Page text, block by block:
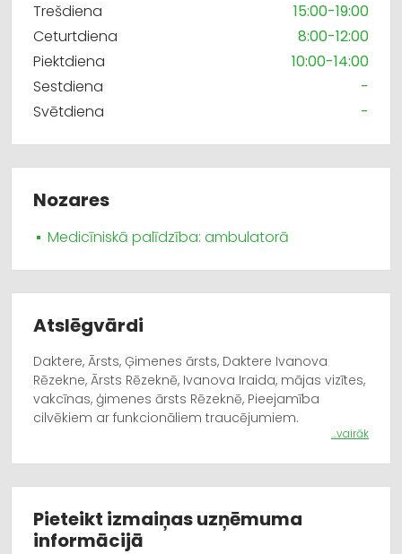
Trešdiena
15:00-19:00
Ceturtdiena
8:00-12:00
Piektdiena
10:00-14:00
Sestdiena
-
Svētdiena
-
Nozares
Medicīniskā palīdzība: ambulatorā
Atslēgvārdi
Daktere, Ārsts, Ģimenes ārsts, Daktere Ivanova
Rēzekne, Ārsts Rēzeknē, Ivanova Iraida, mājas vizītes,
vakcīnas, ģimenes ārsts Rēzeknē, Pieejamība
cilvēkiem ar funkcionāliem traucējumiem.
...vairāk
Pieteikt izmaiņas uzņēmuma
informācijā